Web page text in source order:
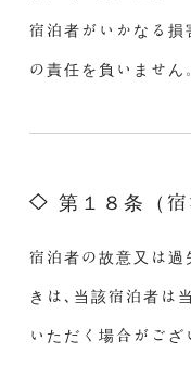
宿泊者がいかなる損
の責任を負いません
第１８条（宿
宿泊者の故意又は過
きは､当該宿泊者は
いただく場合がござ